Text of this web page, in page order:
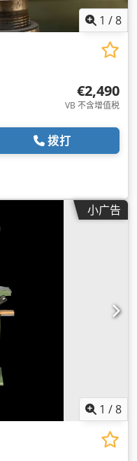
1 /8
€2,490
VB 不含增值税
拨打
小广告
1 /8